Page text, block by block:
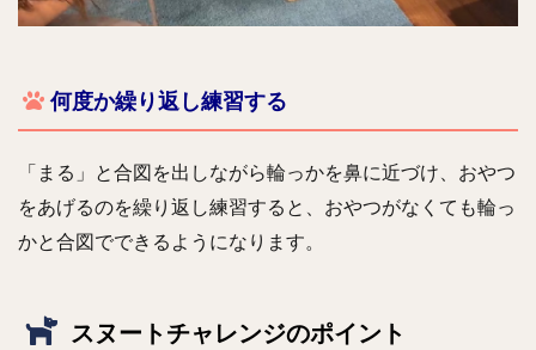
何度か繰り返し練習する
「まる」と合図を出しながら輪っかを鼻に近づけ、おやつ
をあげるのを繰り返し練習すると、おやつがなくても輪っ
かと合図でできるようになります。
スヌートチャレンジのポイント